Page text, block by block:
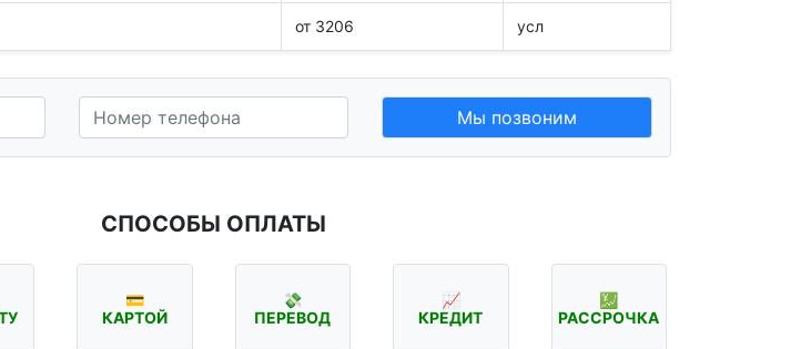
от 3206 усл
Мы позвоним
СПОСОБЫ ОПЛАТЫ
💳
КАРТОЙ
💸
ПЕРЕВОД
📈
КРЕДИТ
💹
РАССРОЧКА